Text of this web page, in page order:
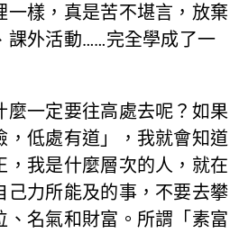
一樣，真是苦不堪言，放棄
課外活動……完全學成了一
麼一定要往高處去呢？如果
，低處有道」，我就會知道
，我是什麼層次的人，就在
己力所能及的事，不要去攀
、名氣和財富。所謂「素富